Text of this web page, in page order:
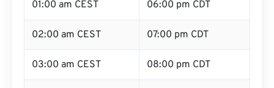
01:00 am CEST 06:00 pm CDT
02:00 am CEST 07:00 pm CDT
03:00 am CEST 08:00 pm CDT